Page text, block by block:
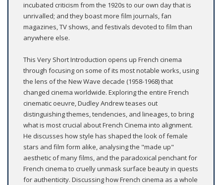
incubated criticism from the 1920s to our own day that is
unrivalled; and they boast more film journals, fan
magazines, TV shows, and festivals devoted to film than
anywhere else.
This Very Short Introduction opens up French cinema
through focusing on some of its most notable works, using
the lens of the New Wave decade (1958-1968) that
changed cinema worldwide. Exploring the entire French
cinematic oeuvre, Dudley Andrew teases out
distinguishing themes, tendencies, and lineages, to bring
what is most crucial about French Cinema into alignment.
He discusses how style has shaped the look of female
stars and film form alike, analysing the "made up"
aesthetic of many films, and the paradoxical penchant for
French cinema to cruelly unmask surface beauty in quests
for authenticity. Discussing how French cinema as a whole